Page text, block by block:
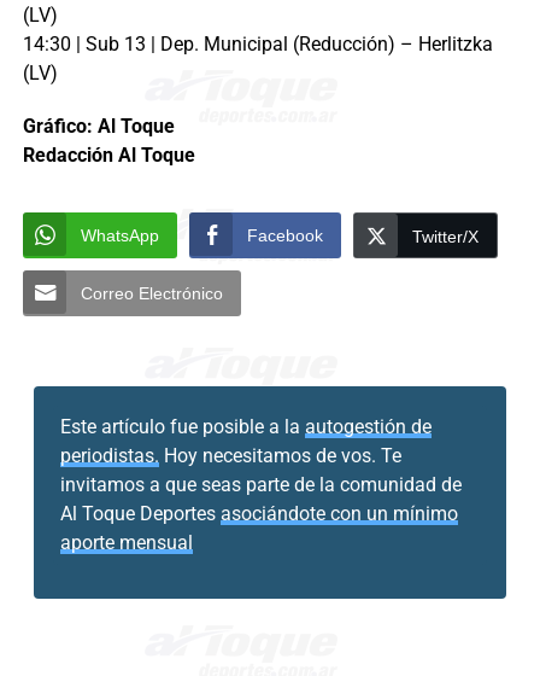
(LV)
14:30 | Sub 13 | Dep. Municipal (Reducción) – Herlitzka
(LV)
Gráfico: Al Toque
Redacción Al Toque
WhatsApp Facebook Twitter/X
Correo Electrónico
Este artículo fue posible a la autogestión de
periodistas. Hoy necesitamos de vos. Te
invitamos a que seas parte de la comunidad de
Al Toque Deportes asociándote con un mínimo
aporte mensual